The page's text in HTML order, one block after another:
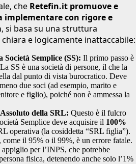
che Retefin.it promuove e
implementare con rigore e
, si basa su una struttura
e logicamente inattaccabile:
Semplice (SS): Il primo passo è
SS è una società di persone, il che la
dal punto di vista burocratico. Deve
due soci (ad esempio, marito e
e figlio), poiché non è ammessa la
della SRL: Questo è il fulcro
Semplice deve acquisire il 100%
operativa (la cosiddetta “SRL figlia”).
il 95% o il 99%, è un errore fatale.
per l’INPS, che potrebbe
fisica, detenendo anche solo l’1%